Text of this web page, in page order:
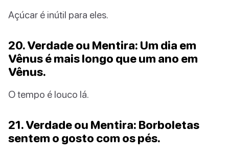
Açúcar é inútil para eles.
20. Verdade ou Mentira: Um dia em
Vênus é mais longo que um ano em
Vênus.
O tempo é louco lá.
21. Verdade ou Mentira: Borboletas
sentem o gosto com os pés.